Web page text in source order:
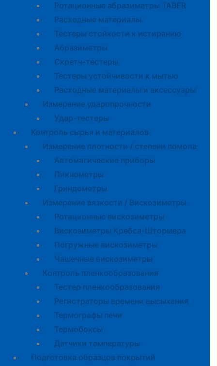
Ротационные абразиметры TABER
Расходные материалы
Тестеры стойкости к истиранию
Абразиметры
Скретч-тестеры
Тестеры устойчивости к мытью
Расходные материалы и аксессуары
Измерение ударопрочности
Удар-тестеры
Контроль сырья и материалов
Измерение плотности / степени помола
Автоматические приборы
Пикнометры
Гриндометры
Измерение вязкости / Вискозиметры
Ротационные вискозиметры
Вискозиметры Кребса-Штормера
Погружные вискозиметры
Чашечные вискозиметры
Контроль пленкообразования
Тестер пленкообразования
Регистраторы времени высыхания
Термографы печи
Термобоксы
Датчики температуры
Подготовка образцов покрытий